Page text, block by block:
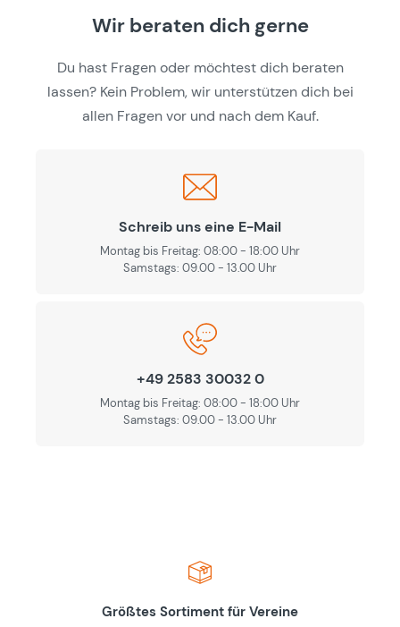
Wir beraten dich gerne
Du hast Fragen oder möchtest dich beraten
lassen? Kein Problem, wir unterstützen dich bei
allen Fragen vor und nach dem Kauf.
Schreib uns eine E-Mail
Montag bis Freitag: 08:00 - 18:00 Uhr
Samstags: 09.00 - 13.00 Uhr
+49 2583 30032 0
Montag bis Freitag: 08:00 - 18:00 Uhr
Samstags: 09.00 - 13.00 Uhr
Größtes Sortiment für Vereine